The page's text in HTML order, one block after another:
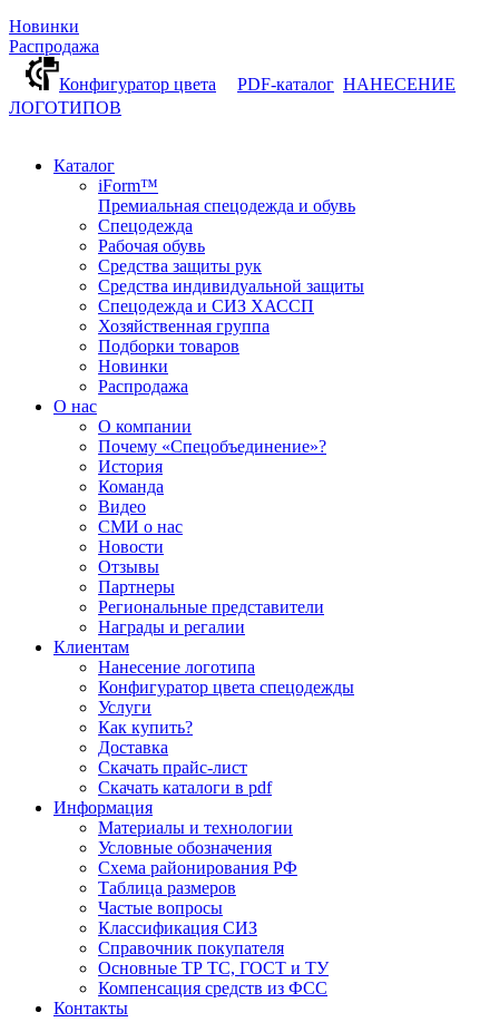
Новинки
Распродажа
Конфигуратор цвета
PDF-каталог НАНЕСЕНИЕ
ЛОГОТИПОВ
Каталог
iForm™
Премиальная спецодежда и обувь
Спецодежда
Рабочая обувь
Средства защиты рук
Средства индивидуальной защиты
Спецодежда и СИЗ ХАССП
Хозяйственная группа
Подборки товаров
Новинки
Распродажа
О нас
О компании
Почему «Спецобъединение»?
История
Команда
Видео
СМИ о нас
Новости
Отзывы
Партнеры
Региональные представители
Награды и регалии
Клиентам
Нанесение логотипа
Конфигуратор цвета спецодежды
Услуги
Как купить?
Доставка
Скачать прайс-лист
Скачать каталоги в pdf
Информация
Материалы и технологии
Условные обозначения
Схема районирования РФ
Таблица размеров
Частые вопросы
Классификация СИЗ
Справочник покупателя
Основные ТР ТС, ГОСТ и ТУ
Компенсация средств из ФСС
Контакты